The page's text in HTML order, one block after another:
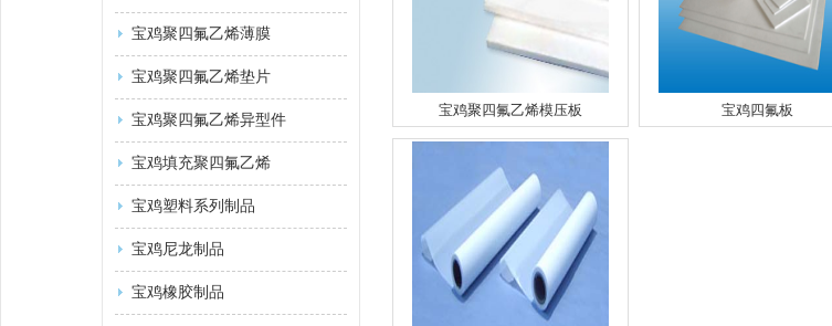
宝鸡聚四氟乙烯薄膜
宝鸡聚四氟乙烯垫片
宝鸡聚四氟乙烯异型件
宝鸡填充聚四氟乙烯
宝鸡塑料系列制品
宝鸡尼龙制品
宝鸡橡胶制品
宝鸡聚四氟乙烯模压板 宝鸡四氟板